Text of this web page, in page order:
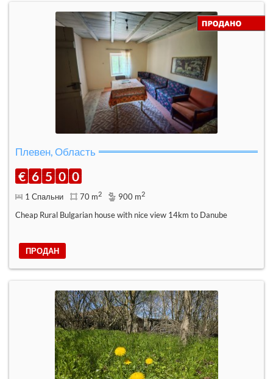
Плевен, Область
€ 6 5 0 0
1 Спальни 70 m2 900 m2
Cheap Rural Bulgarian house with nice view 14km to Danube
ПРОДАН